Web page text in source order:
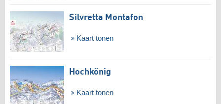
Silvretta Montafon
Kaart tonen
Hochkönig
Kaart tonen